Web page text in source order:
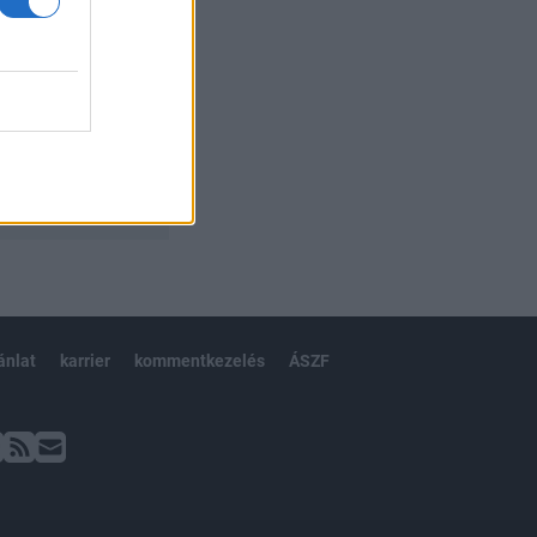
karrier kommentkezelés ÁSZF